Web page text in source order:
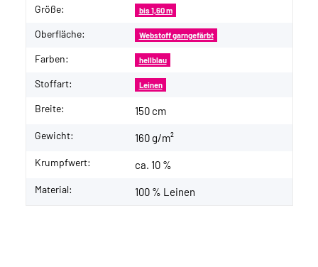
Größe: bis 1,60 m
Oberfläche: Webstoff garngefärbt
Farben: hellblau
Stoffart: Leinen
Breite: 150 cm
Gewicht: 160 g/m²
Krumpfwert: ca. 10 %
Material: 100 % Leinen